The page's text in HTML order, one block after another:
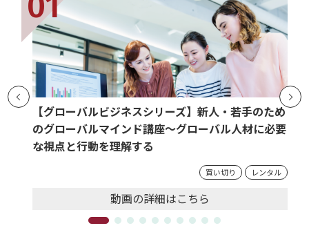
【グローバルビジネスシリーズ】新人・若手のため
のグローバルマインド講座～グローバル人材に必要
な視点と行動を理解する
買い切り レンタル
動画の詳細はこちら